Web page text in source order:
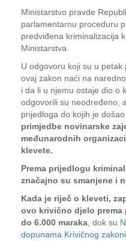
Ministarstvo pravde
parlamentarnu proceduru
predviđena kriminalizacija
Ministarstva.
U odgovoru koji su u
ovaj zakon naći na
i da li u njemu ostaje dio o
odgovorili su neodređeno,
prijedloga do kojih je
primjedbe novinarske
međunarodnih
klevete.
Prema prijedlogu
značajno su smanjene i
Kada je riječ o kleveti,
ovo krivično djelo prema
do 6.000 maraka , dok su
dopunama Krivičnog